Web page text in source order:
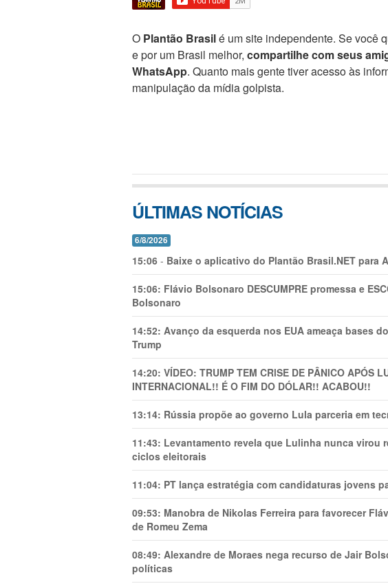
O Plantão Brasilé um site independente. Se você
e por um Brasil melhor, compartilhe com seus
WhatsApp. Quanto mais gente tiver acesso às
manipulação da mídia golpista.
ÚLTIMAS NOTÍCIAS
6/8/2026
15:06 - Baixe o aplicativo do Plantão Brasil.NET para
15:06: Flávio Bolsonaro DESCUMPRE promessa e
Bolsonaro
14:52: Avanço da esquerda nos EUA ameaça bases
Trump
14:20: VÍDEO: TRUMP TEM CRlSE DE PÂNlCO APÓS
INTERNACIONAL!! É O FIM DO DÓLAR!! ACABOU!!
13:14: Rússia propõe ao governo Lula parceria em
11:43: Levantamento revela que Lulinha nunca virou
ciclos eleitorais
11:04: PT lança estratégia com candidaturas jovens
09:53: Manobra de Nikolas Ferreira para favorecer
de Romeu Zema
08:49: Alexandre de Moraes nega recurso de Jair
políticas